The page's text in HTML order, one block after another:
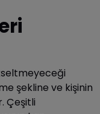
şekline ve kişinin
Çeşitli